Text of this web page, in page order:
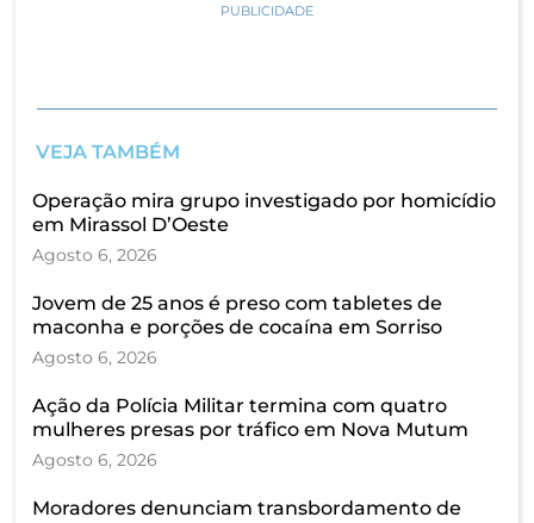
PUBLICIDADE
VEJA TAMBÉM
Operação mira grupo investigado por homicídio
em Mirassol D’Oeste
Agosto 6, 2026
Jovem de 25 anos é preso com tabletes de
maconha e porções de cocaína em Sorriso
Agosto 6, 2026
Ação da Polícia Militar termina com quatro
mulheres presas por tráfico em Nova Mutum
Agosto 6, 2026
Moradores denunciam transbordamento de